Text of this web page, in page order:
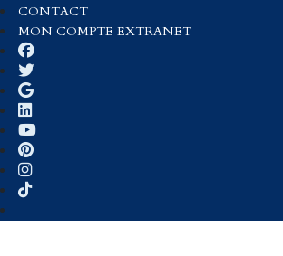
CONTACT
MON COMPTE EXTRANET